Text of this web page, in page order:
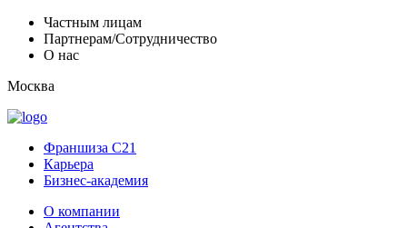
Частным лицам
Партнерам/Сотрудничество
О нас
Москва
Франшиза C21
Карьера
Бизнес-академия
О компании